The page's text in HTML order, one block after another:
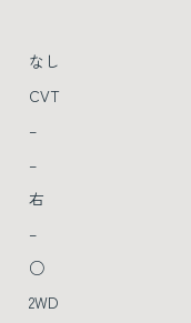
なし
CVT
–
–
右
–
○
2WD